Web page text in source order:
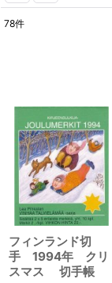
並び順:
78件
フィンランド切
手 1994年 クリ
スマス 切手帳